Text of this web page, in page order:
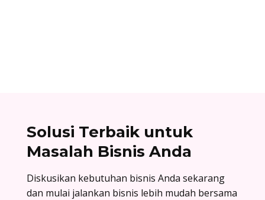
Solusi Terbaik untuk
Masalah Bisnis Anda
Diskusikan kebutuhan bisnis Anda sekarang
dan mulai jalankan bisnis lebih mudah bersama